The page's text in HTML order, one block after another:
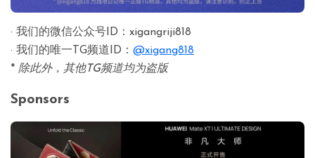
· 我们的微信公众号ID：xigangriji818
· 我们的唯一TG频道ID： @xigang818
* 除此外，其他TG频道均为盗版
Sponsors